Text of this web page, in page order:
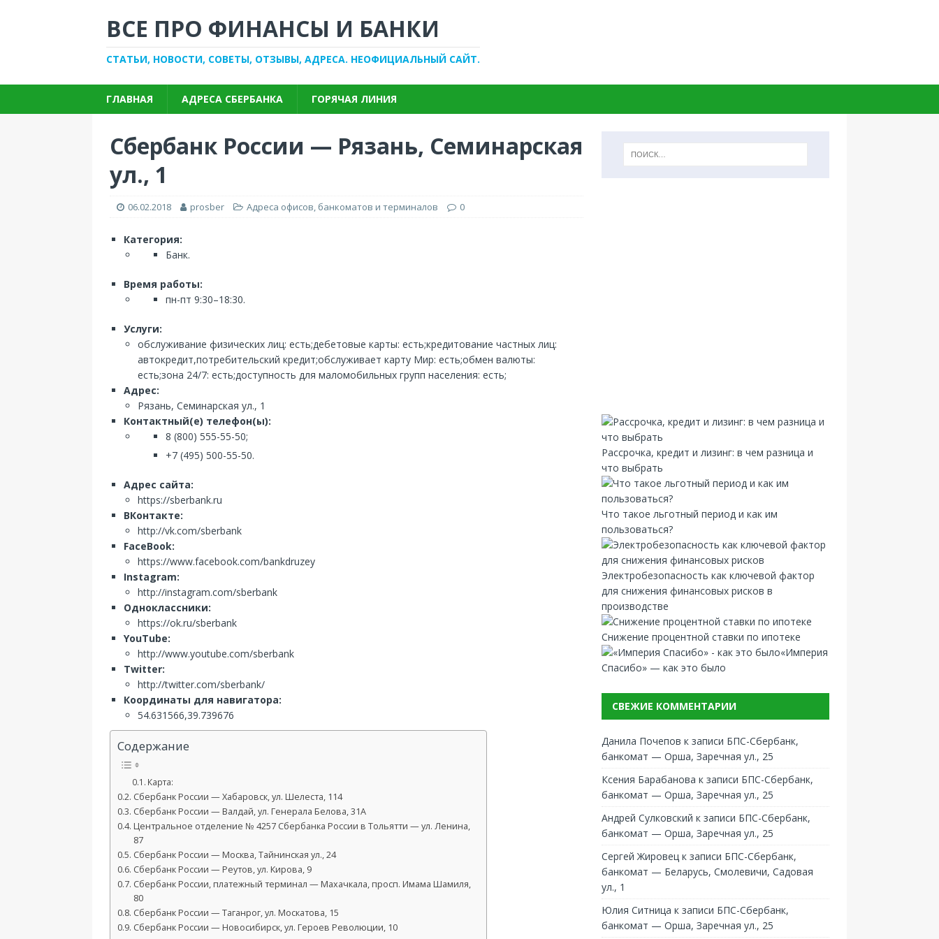
ВСЕ ПРО ФИНАНСЫ И БАНКИ
СТАТЬИ, НОВОСТИ, СОВЕТЫ, ОТЗЫВЫ, АДРЕСА. НЕОФИЦИАЛЬНЫЙ САЙТ.
ГЛАВНАЯ АДРЕСА СБЕРБАНКА ГОРЯЧАЯ ЛИНИЯ
Сбербанк России — Рязань, Семинарская
ул., 1
06.02.2018 prosber Адреса офисов, банкоматов и терминалов 0
Категория:
Банк.
Время работы:
пн-пт 9:30–18:30.
Услуги:
обслуживание физических лиц: есть;дебетовые карты: есть;кредитование частных лиц:
автокредит,потребительский кредит;обслуживает карту Мир: есть;обмен валюты:
есть;зона 24/7: есть;доступность для маломобильных групп населения: есть;
Адрес:
Рязань, Семинарская ул., 1
Контактный(е) телефон(ы):
8 (800) 555-55-50;
+7 (495) 500-55-50.
Адрес сайта:
https://sberbank.ru
ВКонтакте:
http://vk.com/sberbank
FaceBook:
https://www.facebook.com/bankdruzey
Instagram:
http://instagram.com/sberbank
Одноклассники:
https://ok.ru/sberbank
YouTube:
http://www.youtube.com/sberbank
Twitter:
http://twitter.com/sberbank/
Координаты для навигатора:
54.631566,39.739676
Содержание
Карта:
Сбербанк России — Хабаровск, ул. Шелеста, 114
Сбербанк России — Валдай, ул. Генерала Белова, 31А
Центральное отделение № 4257 Сбербанка России в Тольятти — ул. Ленина,
87
Сбербанк России — Москва, Тайнинская ул., 24
Сбербанк России — Реутов, ул. Кирова, 9
Сбербанк России, платежный терминал — Махачкала, просп. Имама Шамиля,
80
Сбербанк России — Таганрог, ул. Москатова, 15
Сбербанк России — Новосибирск, ул. Героев Революции, 10
Рассрочка, кредит и лизинг: в чем разница и
что выбрать
Что такое льготный период и как им
пользоваться?
Электробезопасность как ключевой фактор
для снижения финансовых рисков в
производстве
Снижение процентной ставки по ипотеке
«Империя
Спасибо» — как это было
СВЕЖИЕ КОММЕНТАРИИ
Данила Почепов к записи БПС-Сбербанк,
банкомат — Орша, Заречная ул., 25
Ксения Барабанова к записи БПС-Сбербанк,
банкомат — Орша, Заречная ул., 25
Андрей Сулковский к записи БПС-Сбербанк,
банкомат — Орша, Заречная ул., 25
Сергей Жировец к записи БПС-Сбербанк,
банкомат — Беларусь, Смолевичи, Садовая
ул., 1
Юлия Ситница к записи БПС-Сбербанк,
банкомат — Орша, Заречная ул., 25